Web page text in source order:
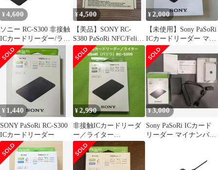
¥ 4,600
ソニー RC-S300 非接触
ICカードリーダー/ライ
ター PaSoRi パソリ
RCS300
¥4,500
【美品】SONY RC-
S380 PaSoRi NFC/FeliCa
リーダー
¥2,000
【未使用】Sony PaSoRi
ICカードリーダー マイ
ナンバーカード対応
¥ 1,440
SONY PaSoRi RC-S300
ICカードリーダー
¥2,990
非接触ICカードリーダ
ー／ライター
PaSoRi（パソリ）RC-
S300
¥3,000
Sony PaSoRi ICカード
リーダー マイナンバー